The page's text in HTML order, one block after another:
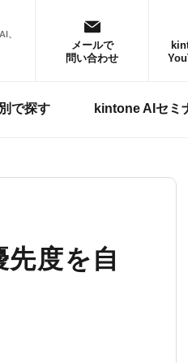
、
メールで
問い合わせ
で探す kintone AIセミ
度を自